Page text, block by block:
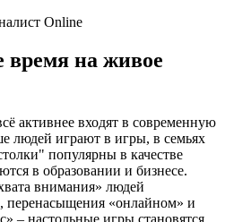
Online
время на живое
активнее входят в современную
людей играют в игры, в семьях
популярны в качестве
в образовании и бизнесе.
внимания» людей
перенасыщения «онлайном» и
– настольные игры становятся